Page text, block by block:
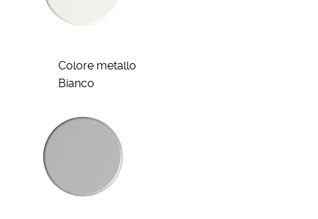
Colore metallo
Bianco